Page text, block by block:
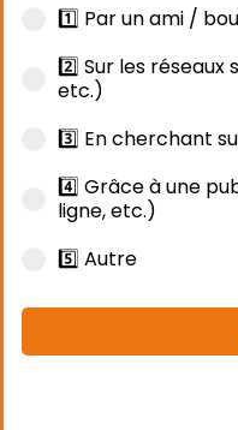
1️⃣ Par un ami /
2️⃣ Sur les
etc.)
3️⃣ En cherchant
4️⃣ Grâce à une
ligne, etc.)
5️⃣ Autre